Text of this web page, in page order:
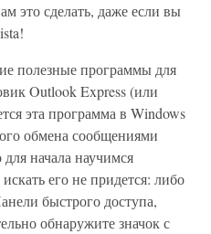
это сделать, даже если вы
полезные программы для
Outlook Express (или
эта программа в Windows
обмена сообщениями
начала научимся
его не придется: либо
быстрого доступа,
обнаружите значок с